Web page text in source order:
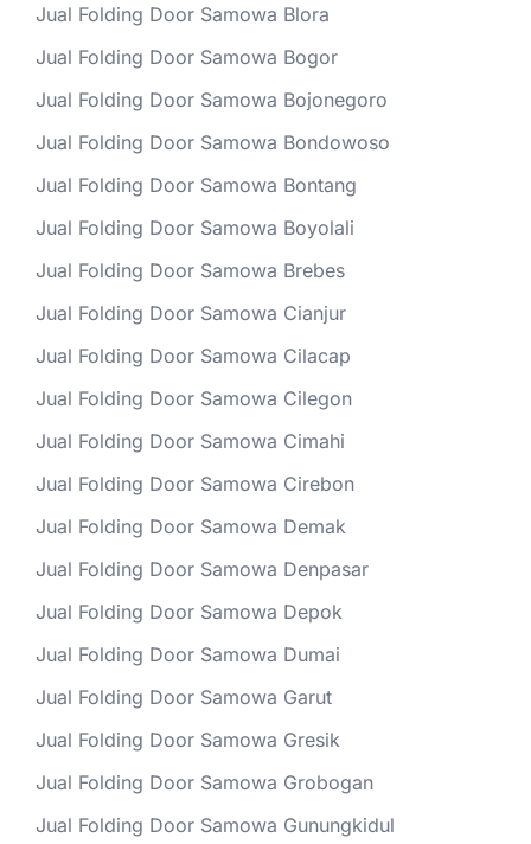
Jual Folding Door Samowa Blora
Jual Folding Door Samowa Bogor
Jual Folding Door Samowa Bojonegoro
Jual Folding Door Samowa Bondowoso
Jual Folding Door Samowa Bontang
Jual Folding Door Samowa Boyolali
Jual Folding Door Samowa Brebes
Jual Folding Door Samowa Cianjur
Jual Folding Door Samowa Cilacap
Jual Folding Door Samowa Cilegon
Jual Folding Door Samowa Cimahi
Jual Folding Door Samowa Cirebon
Jual Folding Door Samowa Demak
Jual Folding Door Samowa Denpasar
Jual Folding Door Samowa Depok
Jual Folding Door Samowa Dumai
Jual Folding Door Samowa Garut
Jual Folding Door Samowa Gresik
Jual Folding Door Samowa Grobogan
Jual Folding Door Samowa Gunungkidul